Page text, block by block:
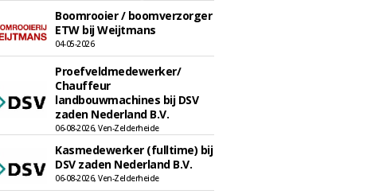
Boomrooier / boomverzorger
ETW bij Weijtmans
04-05-2026
Proefveldmedewerker/
Chauffeur
landbouwmachines bij DSV
zaden Nederland B.V.
06-08-2026, Ven-Zelderheide
Kasmedewerker (fulltime) bij
DSV zaden Nederland B.V.
06-08-2026, Ven-Zelderheide